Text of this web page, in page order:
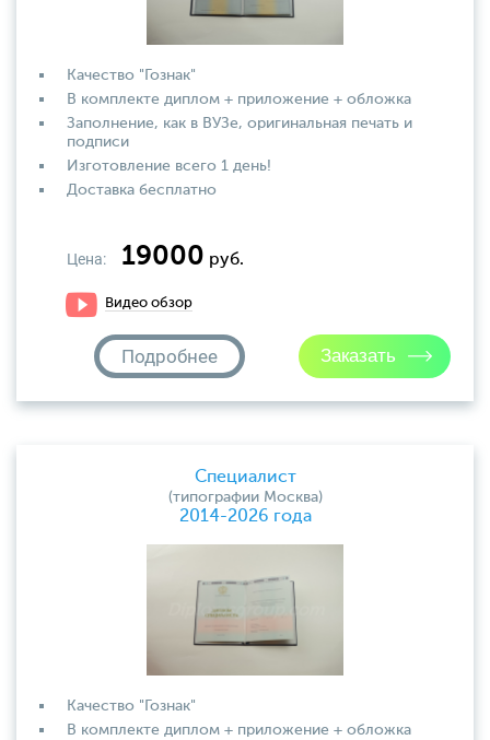
Качество "Гознак"
В комплекте диплом + приложение + обложка
Заполнение, как в ВУЗе, оригинальная печать и
подписи
Изготовление всего 1 день!
Доставка бесплатно
Цена: 19000 руб.
Видео обзор
Подробнее
Специалист
(типографии Москва)
2014-2026 года
Качество "Гознак"
В комплекте диплом + приложение + обложка